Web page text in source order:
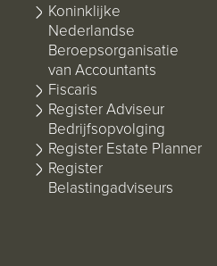
Koninklijke
Nederlandse
Beroepsorganisatie
van Accountants
Fiscaris
Register Adviseur
Bedrijfsopvolging
Register Estate Planner
Register
Belastingadviseurs